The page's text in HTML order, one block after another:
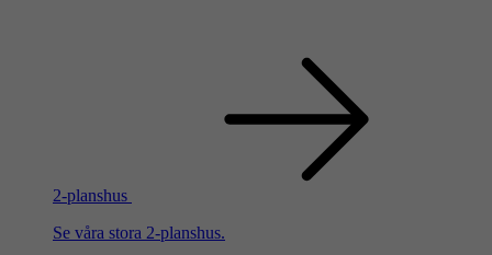
2-planshus
Se våra stora 2-planshus.